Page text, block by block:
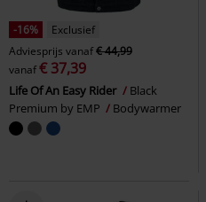
-16%
Exclusief
Adviesprijs vanaf€ 44,99
vanaf€ 37,39
Life Of An Easy Rider
Black
Premium by EMP
Bodywarmer